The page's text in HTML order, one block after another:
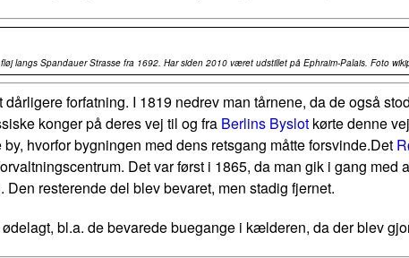
langs Spandauer Strasse fra 1692. Har siden 2010 været udstillet på Ephraim-Palais. Foto
forfatning. I 1819 nedrev man tårnene, da de også
konger på deres vej til og fra Berlins Byslot kørte denne
hvorfor bygningen med dens retsgang måtte forsvinde.Det
Det var først i 1865, da man gik i gang
resterende del blev bevaret, men stadig fjernet.
bl.a. de bevarede buegange i kælderen, da der blev